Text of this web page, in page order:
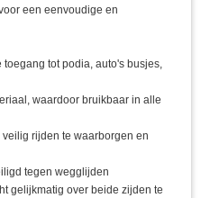
een eenvoudige en
tot podia, auto's busjes,
waardoor bruikbaar in alle
rijden te waarborgen en
tegen wegglijden
gelijkmatig over beide zijden te